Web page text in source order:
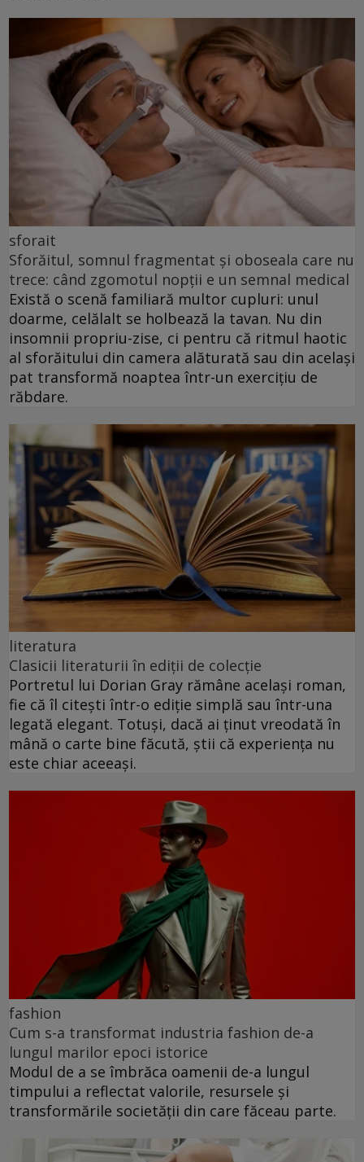
sforait
Sforăitul, somnul fragmentat și oboseala care nu
trece: când zgomotul nopții e un semnal medical
Există o scenă familiară multor cupluri: unul
doarme, celălalt se holbează la tavan. Nu din
insomnii propriu-zise, ci pentru că ritmul haotic
al sforăitului din camera alăturată sau din același
pat transformă noaptea într-un exercițiu de
răbdare.
literatura
Clasicii literaturii în ediții de colecție
Portretul lui Dorian Gray rămâne același roman,
fie că îl citești într-o ediție simplă sau într-una
legată elegant. Totuși, dacă ai ținut vreodată în
mână o carte bine făcută, știi că experiența nu
este chiar aceeași.
fashion
Cum s-a transformat industria fashion de-a
lungul marilor epoci istorice
Modul de a se îmbrăca oamenii de-a lungul
timpului a reflectat valorile, resursele și
transformările societății din care făceau parte.